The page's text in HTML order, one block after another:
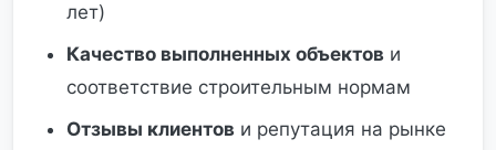
лет)
Качество выполненных объектов и
соответствие строительным нормам
Отзывы клиентов и репутация на рынке